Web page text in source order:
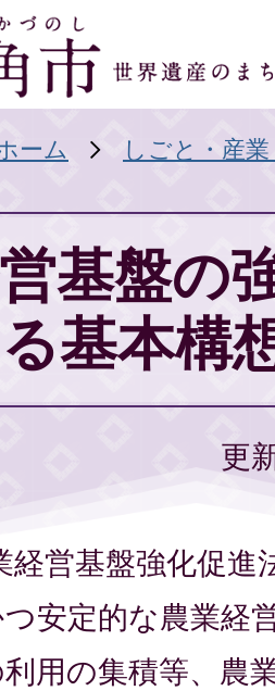
ーム しごと・産
基盤の
基本構
更
営基盤強化促進
つ安定的な農業経
用の集積等、農